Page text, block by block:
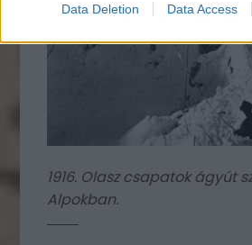
Data Deletion Data Access
1916. Olasz csapatok ágyút
Alpokban.